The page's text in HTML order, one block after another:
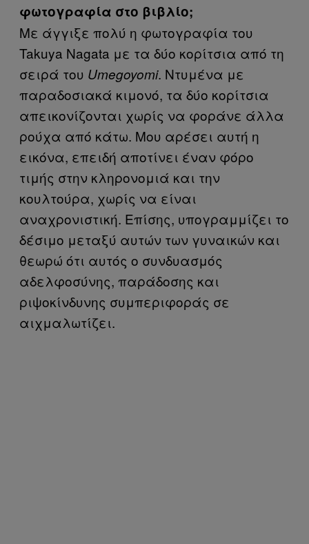
φωτογραφία στο βιβλίο;
Με άγγιξε πολύ η φωτογραφία του
Takuya Nagata με τα δύο κορίτσια από τη
σειρά του Umegoyomi. Ντυμένα με
παραδοσιακά κιμονό, τα δύο κορίτσια
απεικονίζονται χωρίς να φοράνε άλλα
ρούχα από κάτω. Μου αρέσει αυτή η
εικόνα, επειδή αποτίνει έναν φόρο
τιμής στην κληρονομιά και την
κουλτούρα, χωρίς να είναι
αναχρονιστική. Επίσης, υπογραμμίζει το
δέσιμο μεταξύ αυτών των γυναικών και
θεωρώ ότι αυτός ο συνδυασμός
αδελφοσύνης, παράδοσης και
ριψοκίνδυνης συμπεριφοράς σε
αιχμαλωτίζει.